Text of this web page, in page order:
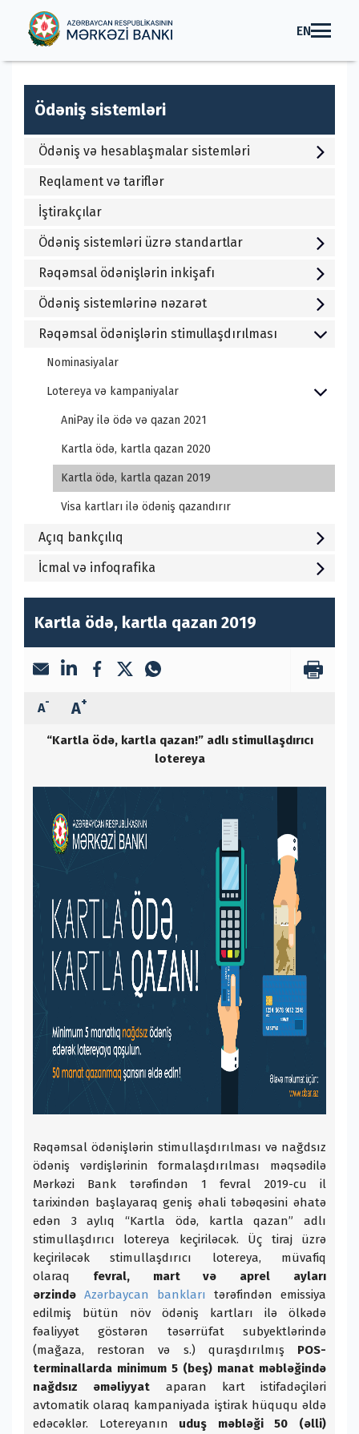
EN
Ödəniş sistemləri
Ödəniş və hesablaşmalar sistemləri
Reqlament və tariflər
İştirakçılar
Ödəniş sistemləri üzrə standartlar
Rəqəmsal ödənişlərin inkişafı
Ödəniş sistemlərinə nəzarət
Rəqəmsal ödənişlərin stimullaşdırılması
Nominasiyalar
Lotereya və kampaniyalar
AniPay ilə ödə və qazan 2021
Kartla ödə, kartla qazan 2020
Kartla ödə, kartla qazan 2019
Visa kartları ilə ödəniş qazandırır
Açıq bankçılıq
İcmal və infoqrafika
Kartla ödə, kartla qazan 2019
A- A+
“Kartla ödə, kartla qazan!” adlı stimullaşdırıcı
lotereya
Rəqəmsal ödənişlərin stimullaşdırılması və nağdsız
ödəniş vərdişlərinin formalaşdırılması məqsədilə
Mərkəzi Bank tərəfindən 1 fevral 2019-cu il
tarixindən başlayaraq geniş əhali təbəqəsini əhatə
edən 3 aylıq “Kartla ödə, kartla qazan” adlı
stimullaşdırıcı lotereya keçiriləcək. Üç tiraj üzrə
keçiriləcək stimullaşdırıcı lotereya, müvafiq
olaraq fevral, mart və aprel ayları
ərzində Azərbaycan bankları tərəfindən emissiya
edilmiş bütün növ ödəniş kartları ilə ölkədə
fəaliyyət göstərən təsərrüfat subyektlərində
(mağaza, restoran və s.) quraşdırılmış POS-
terminallarda minimum 5 (beş) manat məbləğində
nağdsız əməliyyat aparan kart istifadəçiləri
avtomatik olaraq kampaniyada iştirak hüququ əldə
edəcəklər. Lotereyanın uduş məbləği 50 (əlli)